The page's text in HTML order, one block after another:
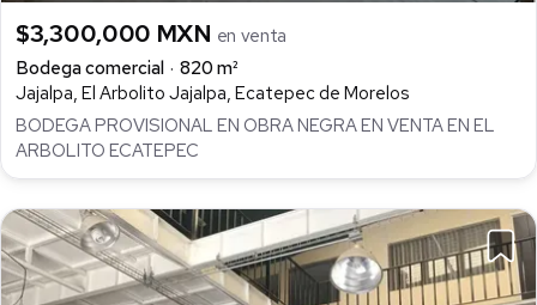
$3,300,000 MXN en venta
Bodega comercial
820 m²
Jajalpa, El Arbolito Jajalpa, Ecatepec de Morelos
BODEGA PROVISIONAL EN OBRA NEGRA EN VENTA EN EL
ARBOLITO ECATEPEC